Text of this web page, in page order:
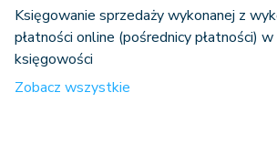
Księgowanie sprzedaży wykonanej z
płatności online (pośrednicy płatności) w
księgowości
Zobacz wszystkie